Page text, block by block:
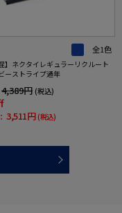
全1色
】ネクタイレギュラーリクルート
ーストライプ通年
4,389円 (税込)
3,511円 (税込)